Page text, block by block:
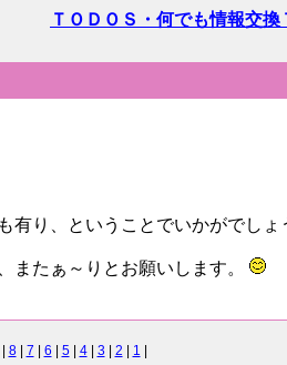
ＴＯＤＯＳ・何でも情報交換
り、ということでいかがでしょ
またぁ～りとお願いします。
8| 7 6 5| 4| 3 2 1